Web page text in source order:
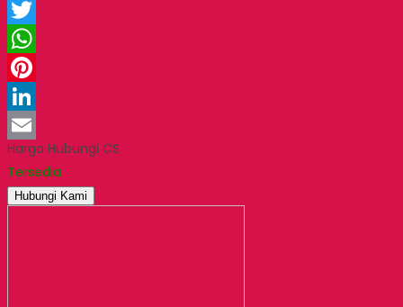
Facebook
Twitter
WhatsApp
Pinterest
LinkedIn
Email
Harga Hubungi CS
Tersedia
Hubungi Kami